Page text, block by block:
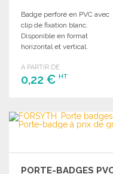
Badge perforé en PVC avec
clip de fixation blanc.
Disponible en format
horizontal et vertical.
A PARTIR DE
0,22 € HT
Demander un devis
PORTE-BADGES